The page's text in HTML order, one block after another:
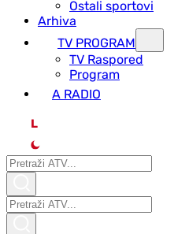
Ostali sportovi
Arhiva
TV PROGRAM
ТV Raspored
Program
A RADIO
L